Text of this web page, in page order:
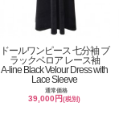
ドールワンピース 七分袖 ブ
ラックベロア レース袖
A-line Black Velour Dress with
Lace Sleeve
通常価格
39,000円(税別)